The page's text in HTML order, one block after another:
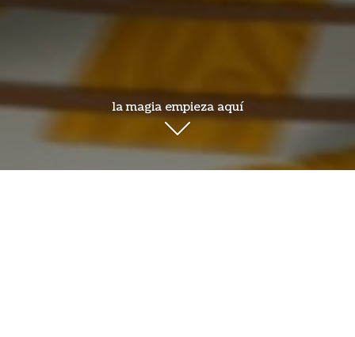
la magia empieza aquí